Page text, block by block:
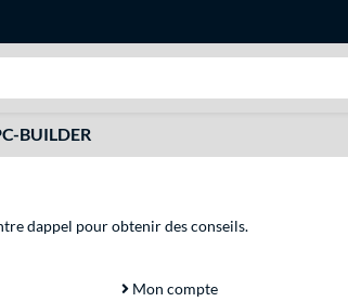
BUILDER
dappel pour obtenir des conseils.
Mon compte